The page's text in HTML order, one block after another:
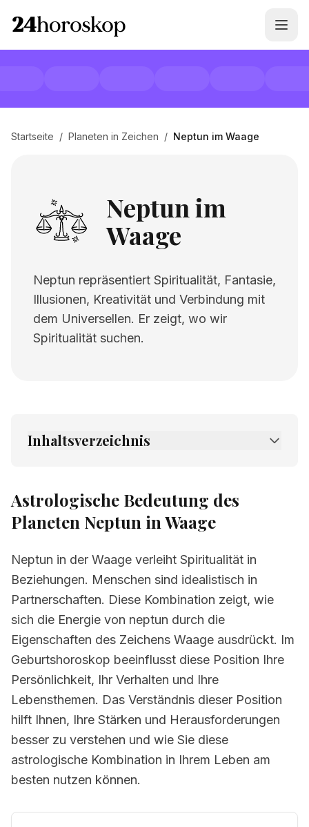
Startseite / Planeten in Zeichen / Neptun im Waage
Neptun im
Waage
Neptun repräsentiert Spiritualität, Fantasie,
Illusionen, Kreativität und Verbindung mit
dem Universellen. Er zeigt, wo wir
Spiritualität suchen.
Inhaltsverzeichnis
2. Verwandte Seiten
Astrologische Bedeutung des
Planeten Neptun in Waage
Neptun in der Waage verleiht Spiritualität in
Beziehungen. Menschen sind idealistisch in
Partnerschaften. Diese Kombination zeigt, wie
sich die Energie von neptun durch die
Eigenschaften des Zeichens Waage ausdrückt. Im
Geburtshoroskop beeinflusst diese Position Ihre
Persönlichkeit, Ihr Verhalten und Ihre
Lebensthemen. Das Verständnis dieser Position
hilft Ihnen, Ihre Stärken und Herausforderungen
besser zu verstehen und wie Sie diese
astrologische Kombination in Ihrem Leben am
besten nutzen können.